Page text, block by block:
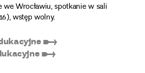
Wrocławiu, spotkanie w sali
wstęp wolny.
➸
➸